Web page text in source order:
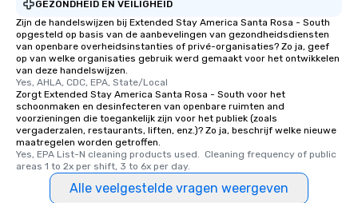
GEZONDHEID EN VEILIGHEID
Zijn de handelswijzen bij Extended Stay America Santa Rosa - South
opgesteld op basis van de aanbevelingen van gezondheidsdiensten
van openbare overheidsinstanties of privé-organisaties? Zo ja, geef
op van welke organisaties gebruik werd gemaakt voor het ontwikkelen
van deze handelswijzen.
Yes, AHLA, CDC, EPA, State/Local
Zorgt Extended Stay America Santa Rosa - South voor het
schoonmaken en desinfecteren van openbare ruimten and
voorzieningen die toegankelijk zijn voor het publiek (zoals
vergaderzalen, restaurants, liften, enz.)? Zo ja, beschrijf welke nieuwe
maatregelen worden getroffen.
Yes, EPA List-N cleaning products used.  Cleaning frequency of public
areas 1 to 2x per shift, 3 to 6x per day.
Alle veelgestelde vragen weergeven